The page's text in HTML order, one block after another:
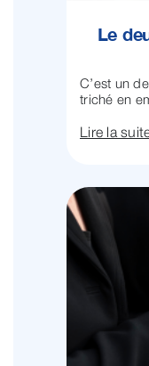
Le
C’est un
triché en
Lire la